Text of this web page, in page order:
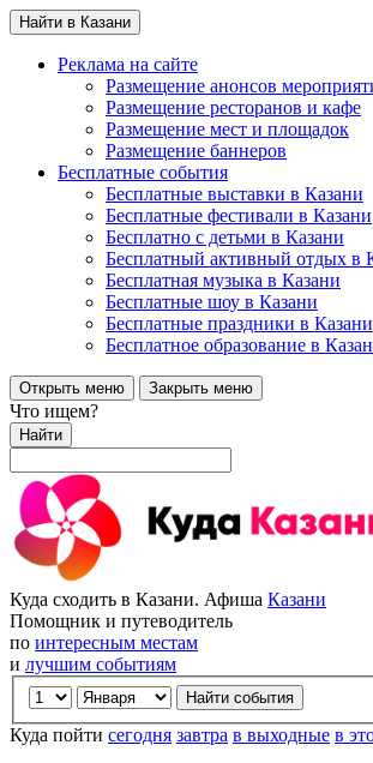
Найти в Казани
Реклама на сайте
Размещение анонсов
Размещение ресторанов и кафе
Размещение мест и площадок
Размещение баннеров
Бесплатные события
Бесплатные выставки в Казани
Бесплатные фестивали в Казани
Бесплатно с детьми в Казани
Бесплатный активный отдых в
Бесплатная музыка в Казани
Бесплатные шоу в Казани
Бесплатные праздники в Казани
Бесплатное образование в
Открыть меню Закрыть меню
Что ищем?
Найти
Куда сходить в Казани. Афиша Казани
Помощник и путеводитель
по интересным местам
и лучшим событиям
Куда пойти сегодня завтра в выходные в